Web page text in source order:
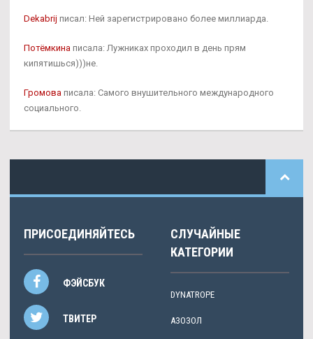
Dekabrij писал: Ней зарегистрировано более миллиарда.
Потёмкина писала: Лужниках проходил в день прям
кипятишься)))не.
Громова писала: Самого внушительного международного
социального.
ПРИСОЕДИНЯЙТЕСЬ
ФЭЙСБУК
ТВИТЕР
СЛУЧАЙНЫЕ
КАТЕГОРИИ
DYNATROPE
АЗОЗОЛ